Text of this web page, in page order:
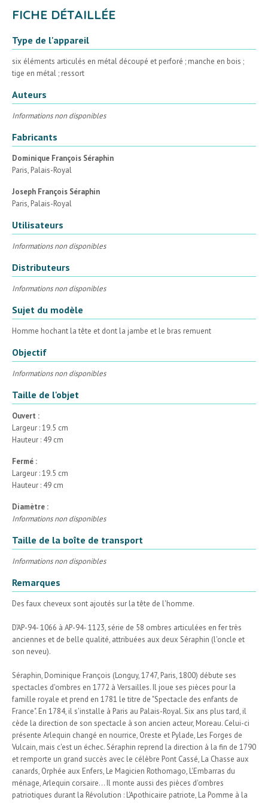
FICHE DÉTAILLÉE
Type de l'appareil
six éléments articulés en métal découpé et perforé ; manche en bois ;
tige en métal ; ressort
Auteurs
Informations non disponibles
Fabricants
Dominique François Séraphin
Paris, Palais-Royal
Joseph François Séraphin
Paris, Palais-Royal
Utilisateurs
Informations non disponibles
Distributeurs
Informations non disponibles
Sujet du modèle
Homme hochant la tête et dont la jambe et le bras remuent
Objectif
Informations non disponibles
Taille de l'objet
Ouvert :
Largeur : 19.5 cm
Hauteur : 49 cm
Fermé :
Largeur : 19.5 cm
Hauteur : 49 cm
Diamètre :
Informations non disponibles
Taille de la boîte de transport
Informations non disponibles
Remarques
Des faux cheveux sont ajoutés sur la tête de l'homme.
D'AP-94- 1066 à AP-94- 1123, série de 58 ombres articulées en fer très
anciennes et de belle qualité, attribuées aux deux Séraphin (l'oncle et
son neveu).
Séraphin, Dominique François (Longuy, 1747, Paris, 1800) débute ses
spectacles d'ombres en 1772 à Versailles. Il joue ses pièces pour la
famille royale et prend en 1781 le titre de "Spectacle des enfants de
France". En 1784, il s'installe à Paris au Palais-Royal. Six ans plus tard, il
cède la direction de son spectacle à son ancien acteur, Moreau. Celui-ci
présente Arlequin changé en nourrice, Oreste et Pylade, Les Forges de
Vulcain, mais c'est un échec. Séraphin reprend la direction à la fin de 1790
et remporte un grand succès avec le célèbre Pont Cassé, La Chasse aux
canards, Orphée aux Enfers, Le Magicien Rothomago, L'Embarras du
ménage, Arlequin corsaire... Il monte aussi des pièces d'ombres
patriotiques durant la Révolution : L'Apothicaire patriote, La Pomme à la